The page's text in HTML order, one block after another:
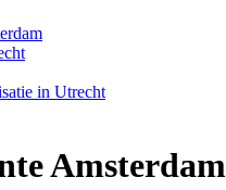
in Utrecht
Amsterdam